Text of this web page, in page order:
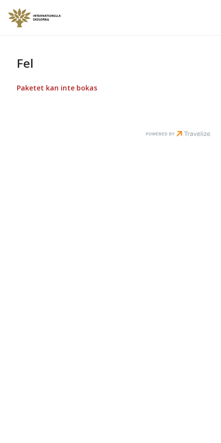
Fel
Paketet kan inte bokas